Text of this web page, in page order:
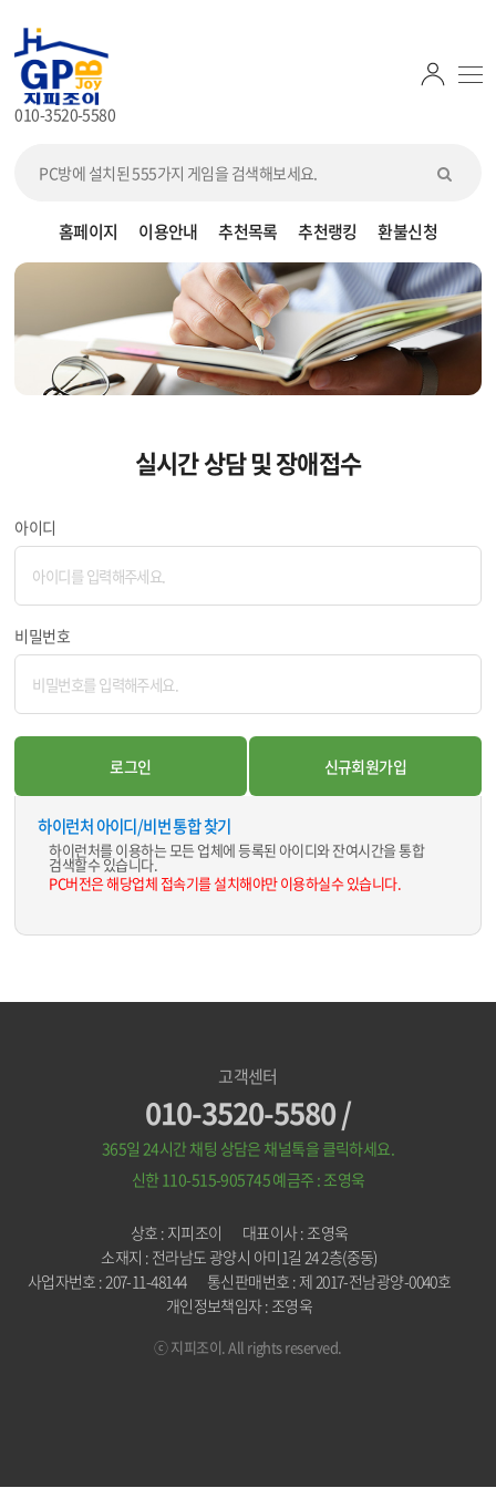
010-3520-5580
홈페이지 이용안내 추천목록 추천랭킹 환불신청
실시간 상담 및 장애접수
아이디
비밀번호
하이런처 아이디/비번 통합 찾기
하이런처를 이용하는 모든 업체에 등록된 아이디와 잔여시간을 통합
검색할수 있습니다.
PC버전은 해당업체 접속기를 설치해야만 이용하실수 있습니다.
고객센터
010-3520-5580 /
365일 24시간 채팅 상담은 채널톡을 클릭하세요.
신한 110-515-905745예금주 : 조영욱
상호 : 지피조이
대표이사 : 조영욱
소재지 : 전라남도 광양시 아미1길 24 2층(중동)
사업자번호 : 207-11-48144
통신판매번호 : 제 2017-전남광양-0040호
개인정보책임자 : 조영욱
ⓒ 지피조이. All rights reserved.